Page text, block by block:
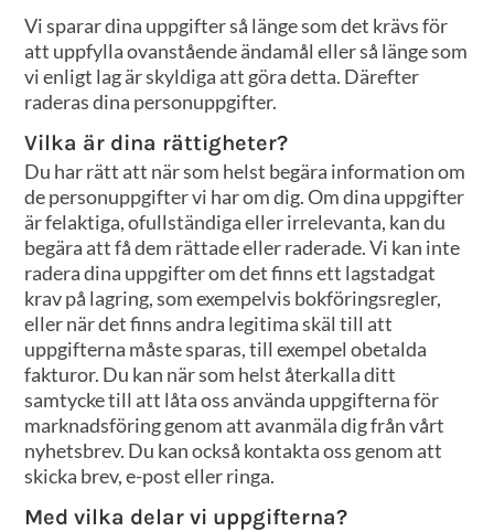
Vi sparar dina uppgifter så länge som det krävs för
att uppfylla ovanstående ändamål eller så länge som
vi enligt lag är skyldiga att göra detta. Därefter
raderas dina personuppgifter.
Vilka är dina rättigheter?
Du har rätt att när som helst begära information om
de personuppgifter vi har om dig. Om dina uppgifter
är felaktiga, ofullständiga eller irrelevanta, kan du
begära att få dem rättade eller raderade. Vi kan inte
radera dina uppgifter om det finns ett lagstadgat
krav på lagring, som exempelvis bokföringsregler,
eller när det finns andra legitima skäl till att
uppgifterna måste sparas, till exempel obetalda
fakturor. Du kan när som helst återkalla ditt
samtycke till att låta oss använda uppgifterna för
marknadsföring genom att avanmäla dig från vårt
nyhetsbrev. Du kan också kontakta oss genom att
skicka brev, e-post eller ringa.
Med vilka delar vi uppgifterna?